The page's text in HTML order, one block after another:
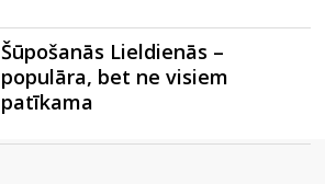
Šūpošanās Lieldienās –
populāra, bet ne visiem
patīkama